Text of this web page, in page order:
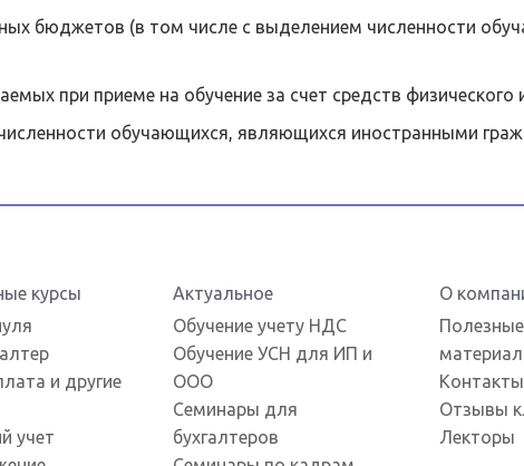
бюджетов (в том числе с выделением численности
при приеме на обучение за счет средств физического
обучающихся, являющихся иностранными
курсы
и другие
учет
Актуальное
Обучение учету НДС
Обучение УСН для ИП и
ООО
Семинары для
бухгалтеров
О
Полезные
Контакты
Отзывы
Лекторы